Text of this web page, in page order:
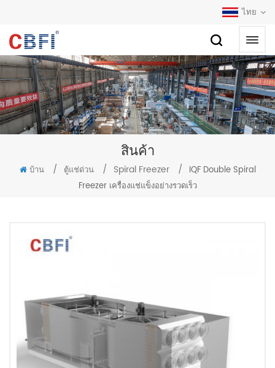
ไทย
สินค้า
บ้าน / ตู้แช่ด่วน / Spiral Freezer /
IQF Double Spiral
Freezer เครื่องแช่แข็งอย่างรวดเร็ว